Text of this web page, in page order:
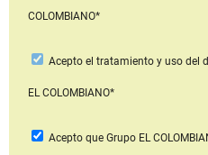
COLOMBIANO*
Acepto el tratamiento y uso del
EL COLOMBIANO*
Acepto que Grupo EL